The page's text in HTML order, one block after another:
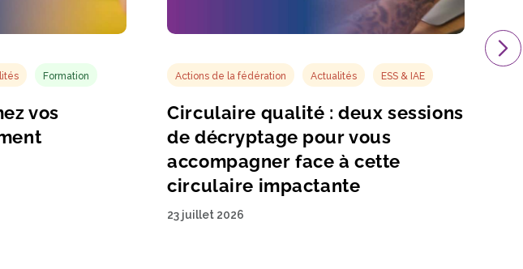
Formation
vos
Actions de la fédération Actualités ESS & IAE
Circulaire qualité : deux sessions
de décryptage pour vous
accompagner face à cette
circulaire impactante
23 juillet 2026